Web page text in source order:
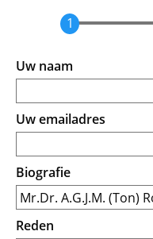
Uw naam
Uw emailadres
Biografie
Reden